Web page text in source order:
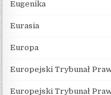
Eugenika
Eurasia
Europa
Europejski Trybunał
Europejski Trybunał